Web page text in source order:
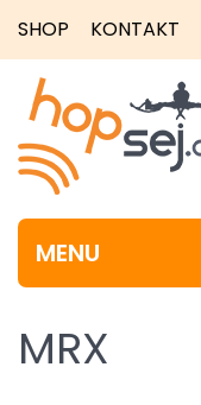
SHOP KONTAKT
MENU
MRX